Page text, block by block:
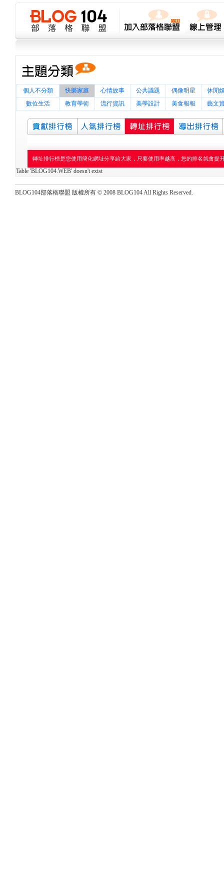
個人不分類 快樂家庭 心情故事 公共議題 偶像明星
休閒
數位生活
教育學術 流行資訊 美學設計 美食報報 藝文
轉址排行榜是您使用簡化網址分享給大家，只要使用率越高，您的排名就會提
Table 'BLOG104.WEB' doesn't exist
BLOG104部落格聯盟 版權所有 © 2008 BLOG104 All Rights Reserved.